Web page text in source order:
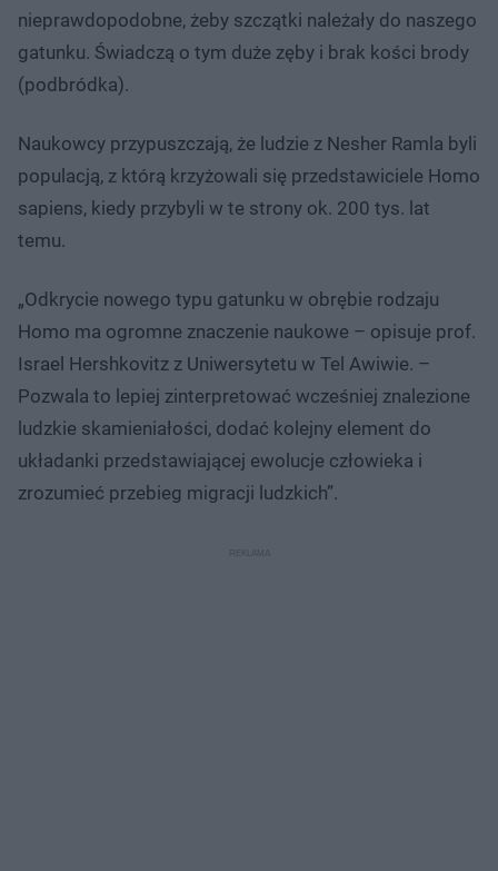
nieprawdopodobne, żeby szczątki należały do naszego
gatunku. Świadczą o tym duże zęby i brak kości brody
(podbródka).
Naukowcy przypuszczają, że ludzie z Nesher Ramla byli
populacją, z którą krzyżowali się przedstawiciele Homo
sapiens, kiedy przybyli w te strony ok. 200 tys. lat
temu.
„Odkrycie nowego typu gatunku w obrębie rodzaju
Homo ma ogromne znaczenie naukowe – opisuje prof.
Israel Hershkovitz z Uniwersytetu w Tel Awiwie. –
Pozwala to lepiej zinterpretować wcześniej znalezione
ludzkie skamieniałości, dodać kolejny element do
układanki przedstawiającej ewolucje człowieka i
zrozumieć przebieg migracji ludzkich”.